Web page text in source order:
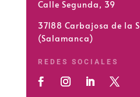
Calle Segunda, 39
37188 Carbajosa de la
(Salamanca)
REDES SOCIALES